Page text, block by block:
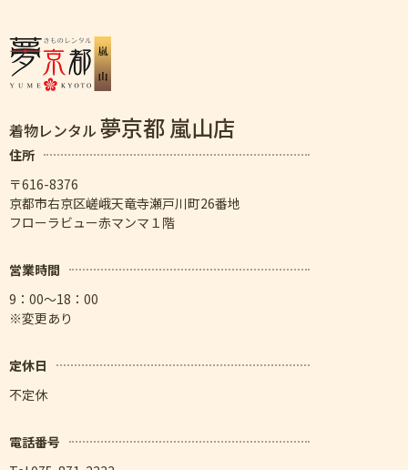
着物レンタル夢京都 嵐山店
住所
〒616-8376
京都市右京区嵯峨天竜寺瀬戸川町26番地
フローラビュー赤マンマ１階
営業時間
9：00～18：00
※変更あり
定休日
不定休
電話番号